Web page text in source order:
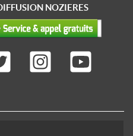
NOZIERES